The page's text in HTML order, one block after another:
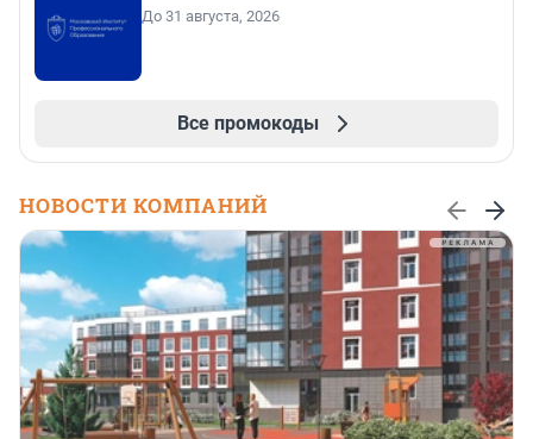
До 31 августа, 2026
Все промокоды
НОВОСТИ КОМПАНИЙ